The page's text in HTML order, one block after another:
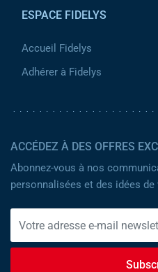
ESPACE FIDELYS
Accueil Fidelys
Adhérer à Fidelys
ACCÉDEZ À DES OFFRES
Abonnez-vous à nos
personnalisées et des idées de